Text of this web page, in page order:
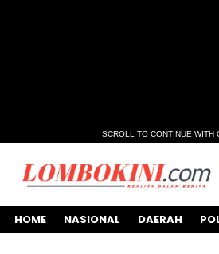
SCROLL TO CONTINUE WITH
HOME NASIONAL DAERAH